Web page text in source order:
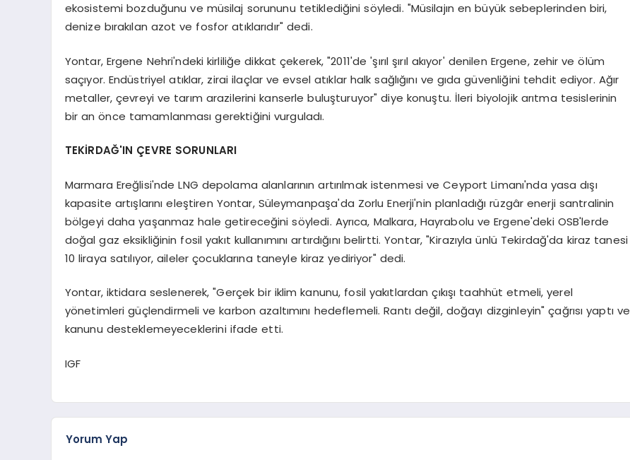
ekosistemi bozduğunu ve müsilaj sorununu tetiklediğini söyledi. "Müsilajın en büyük sebeplerinden biri,
denize bırakılan azot ve fosfor atıklarıdır" dedi.
Yontar, Ergene Nehri'ndeki kirliliğe dikkat çekerek, "2011'de 'şırıl şırıl akıyor' denilen Ergene, zehir ve ölüm
saçıyor. Endüstriyel atıklar, zirai ilaçlar ve evsel atıklar halk sağlığını ve gıda güvenliğini tehdit ediyor. Ağır
metaller, çevreyi ve tarım arazilerini kanserle buluşturuyor" diye konuştu. İleri biyolojik arıtma tesislerinin
bir an önce tamamlanması gerektiğini vurguladı.
TEKİRDAĞ'IN ÇEVRE SORUNLARI
Marmara Ereğlisi'nde LNG depolama alanlarının artırılmak istenmesi ve Ceyport Limanı'nda yasa dışı
kapasite artışlarını eleştiren Yontar, Süleymanpaşa'da Zorlu Enerji'nin planladığı rüzgâr enerji santralinin
bölgeyi daha yaşanmaz hale getireceğini söyledi. Ayrıca, Malkara, Hayrabolu ve Ergene'deki OSB'lerde
doğal gaz eksikliğinin fosil yakıt kullanımını artırdığını belirtti. Yontar, "Kirazıyla ünlü Tekirdağ'da kiraz tanesi
10 liraya satılıyor, aileler çocuklarına taneyle kiraz yediriyor" dedi.
Yontar, iktidara seslenerek, "Gerçek bir iklim kanunu, fosil yakıtlardan çıkışı taahhüt etmeli, yerel
yönetimleri güçlendirmeli ve karbon azaltımını hedeflemeli. Rantı değil, doğayı dizginleyin" çağrısı yaptı ve
kanunu desteklemeyeceklerini ifade etti.
IGF
Yorum Yap